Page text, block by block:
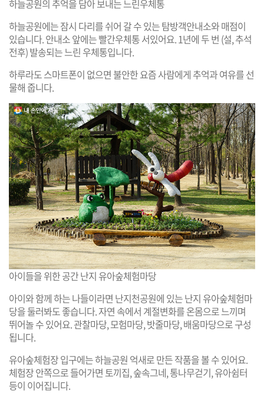
하늘공원의 추억을 담아 보내는 느린우체통
하늘공원에는 잠시 다리를 쉬어 갈 수 있는 탐방객안내소와 매점이
있습니다. 안내소 앞에는 빨간우체통 서있어요. 1년에 두 번 (설, 추석
전후) 발송되는 느린 우체통입니다.
하루라도 스마트폰이 없으면 불안한 요즘 사람에게 추억과 여유를 선
물해 줍니다.
아이들을 위한 공간 난지 유아숲체험마당
아이와 함께 하는 나들이라면 난지천공원에 있는 난지 유아숲체험마
당을 둘러봐도 좋습니다. 자연 속에서 계절변화를 온몸으로 느끼며
뛰어놀 수 있어요. 관찰마당, 모험마당, 밧줄마당, 배움마당으로 구성
됩니다.
유아숲체험장 입구에는 하늘공원 억새로 만든 작품을 볼 수 있어요.
체험장 안쪽으로 들어가면 토끼집, 숲속그네, 통나무걷기, 유아쉼터
등이 이어집니다.